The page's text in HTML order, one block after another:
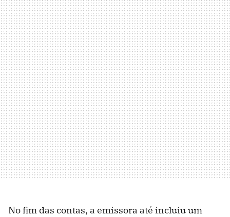
No fim das contas, a emissora até incluiu um